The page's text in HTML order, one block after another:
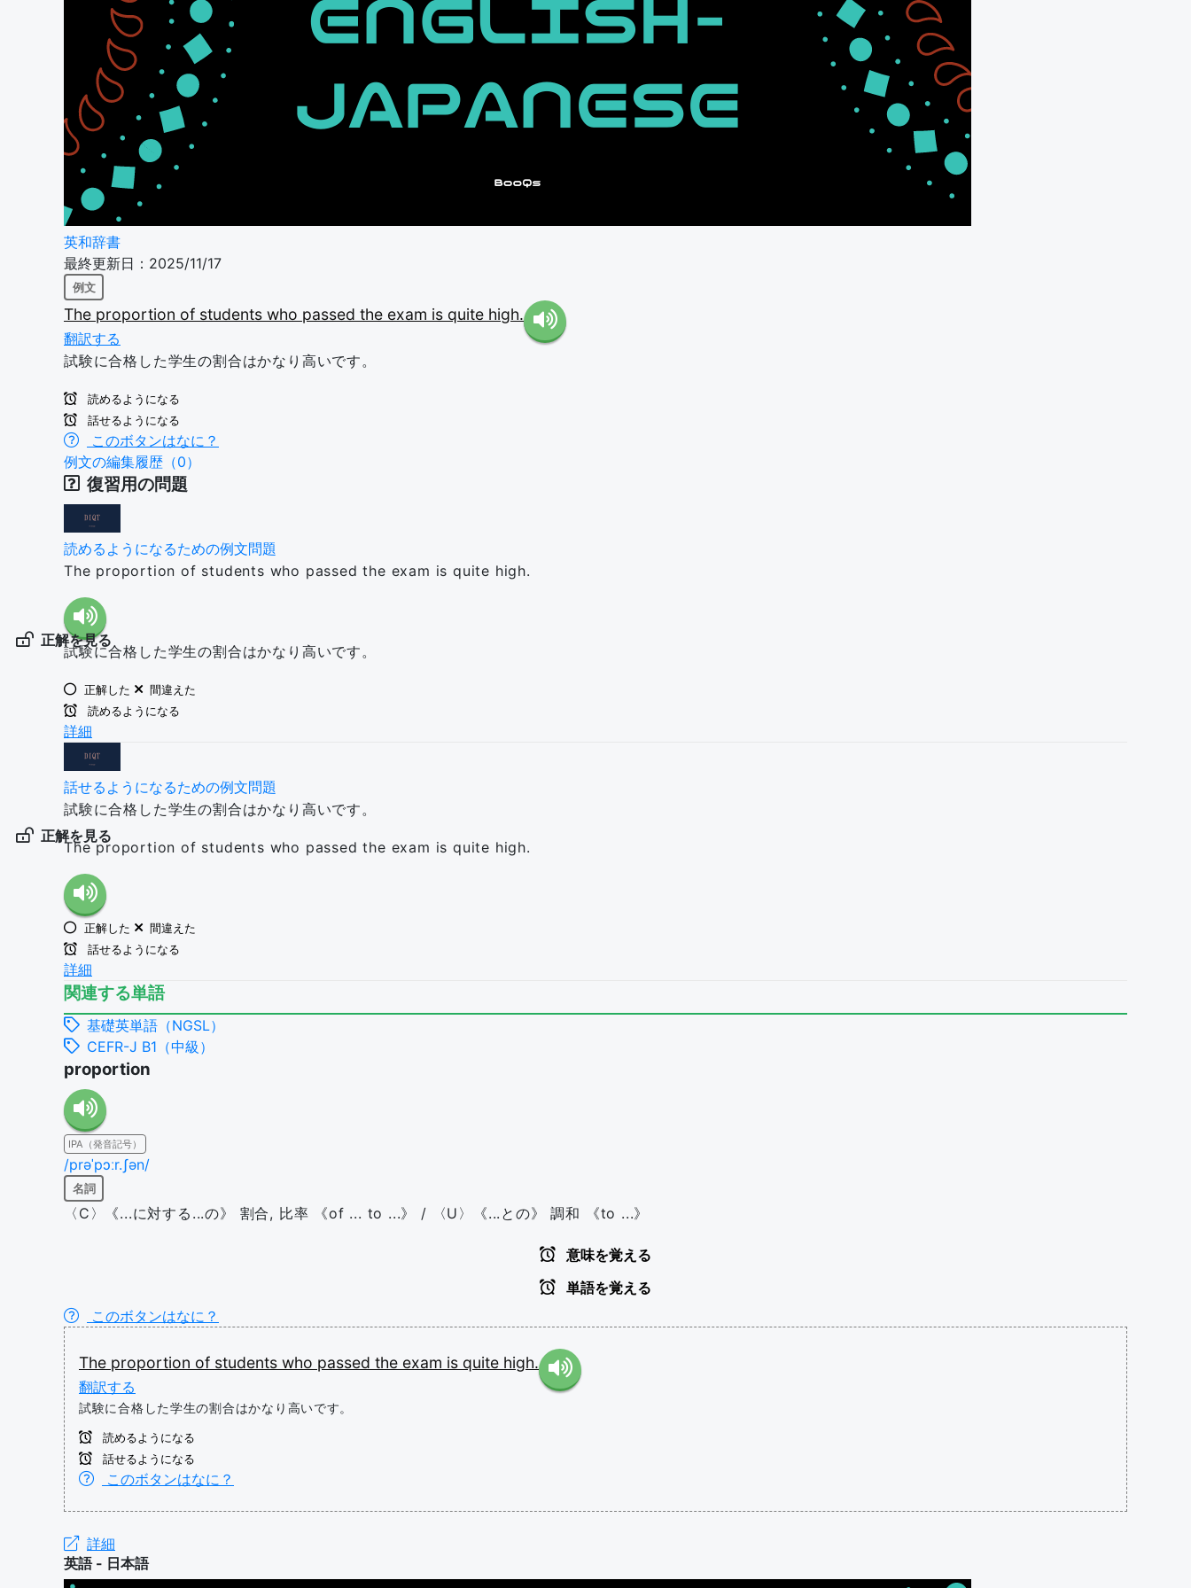
英和辞書
最終更新日：2025/11/17
例文
The proportion of students who passed the exam is quite high.
翻訳する
試験に合格した学生の割合はかなり高いです。
読めるようになる
話せるようになる
このボタンはなに？
例文の編集履歴（0）
復習用の問題
読めるようになるための例文問題
The proportion of students who passed the exam is quite high.
正解を見る
試験に合格した学生の割合はかなり高いです。
正解した
間違えた
読めるようになる
詳細
話せるようになるための例文問題
試験に合格した学生の割合はかなり高いです。
正解を見る
The proportion of students who passed the exam is quite high.
正解した
間違えた
話せるようになる
詳細
関連する単語
基礎英単語（NGSL）
CEFR-J B1（中級）
proportion
IPA（発音記号）
/prəˈpɔːr.ʃən/
名詞
〈C〉《...に対する...の》 割合, 比率 《of ... to ...》 / 〈U〉《...との》 調和 《to ...》
意味を覚える
単語を覚える
このボタンはなに？
The proportion of students who passed the exam is quite high.
翻訳する
試験に合格した学生の割合はかなり高いです。
読めるようになる
話せるようになる
このボタンはなに？
詳細
英語 - 日本語